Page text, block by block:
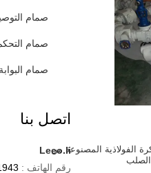
صمام
صمام
صمام البوابة
اتصل بنا
Leeo.li
رقم الهاتف :
الفولاذية المصنوعة من
الصلب